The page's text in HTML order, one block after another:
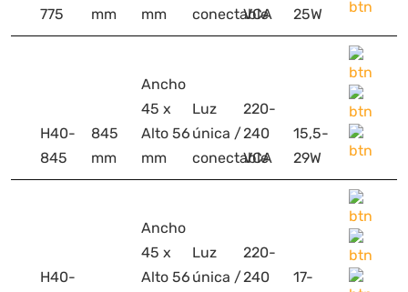
775
mm
mm
conectable
VCA
25W
H40-
845
845
mm
Ancho
45 x
Alto 56
mm
Luz
única /
conectable
220-
240
VCA
15,5-
29W
H40-
Ancho
45 x
Alto 56
Luz
única /
220-
240
17-